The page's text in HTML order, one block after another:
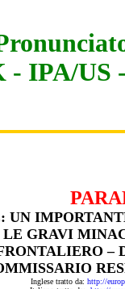
- IPA/US
UN
LE GRAVI
–
Inglese tratto da: http://